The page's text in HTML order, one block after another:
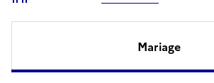
Mariage